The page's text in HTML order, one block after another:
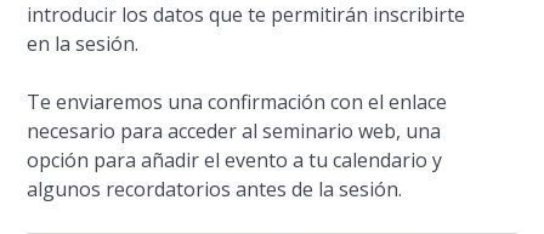
introducir los datos que te permitirán inscribirte
en la sesión.
Te enviaremos una confirmación con el enlace
necesario para acceder al seminario web, una
opción para añadir el evento a tu calendario y
algunos recordatorios antes de la sesión.